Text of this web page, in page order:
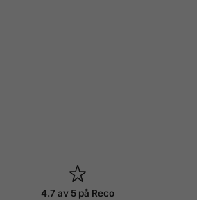
4.7 av 5 på Reco